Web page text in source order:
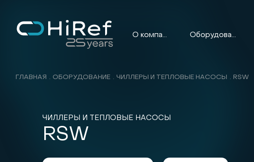
ГЛАВНАЯ ОБОРУДОВАНИЕ ЧИЛЛЕРЫ И ТЕПЛОВЫЕ НАСОСЫ RSW
ЧИЛЛЕРЫ И ТЕПЛОВЫЕ НАСОСЫ
RSW